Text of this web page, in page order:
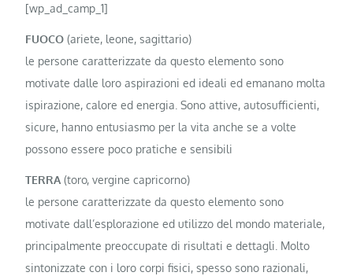
[wp_ad_camp_1]
FUOCO (ariete, leone, sagittario)
le persone caratterizzate da questo elemento sono
motivate dalle loro aspirazioni ed ideali ed emanano molta
ispirazione, calore ed energia. Sono attive, autosufficienti,
sicure, hanno entusiasmo per la vita anche se a volte
possono essere poco pratiche e sensibili
TERRA (toro, vergine capricorno)
le persone caratterizzate da questo elemento sono
motivate dall’esplorazione ed utilizzo del mondo materiale,
principalmente preoccupate di risultati e dettagli. Molto
sintonizzate con i loro corpi fisici, spesso sono razionali,